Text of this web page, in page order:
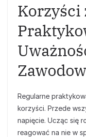
Korzyści
Regularne
korzyści. Przede
napięcie. Ucząc się
reagować na nie w